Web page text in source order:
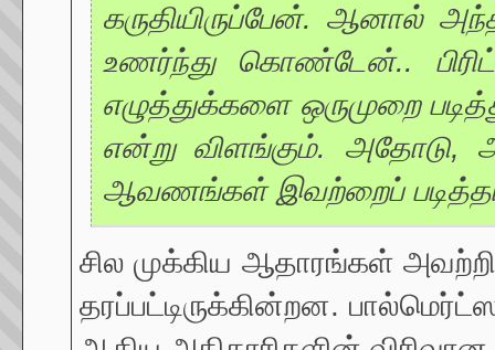
கருதியிருப்பேன். ஆனால்
உணர்ந்து கொண்டேன்..
எழுத்துக்களை ஒருமுறை
என்று விளங்கும். அதோடு,
ஆவணங்கள் இவற்றைப்
சில முக்கிய ஆதாரங்கள்
தரப்பட்டிருக்கின்றன.